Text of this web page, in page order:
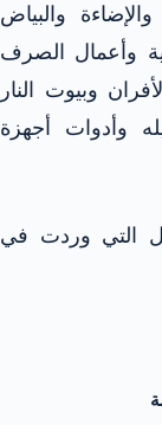
والبياض
وأعمال الصرف
وبيوت النار
وأدوات أجهزة
التي وردت في